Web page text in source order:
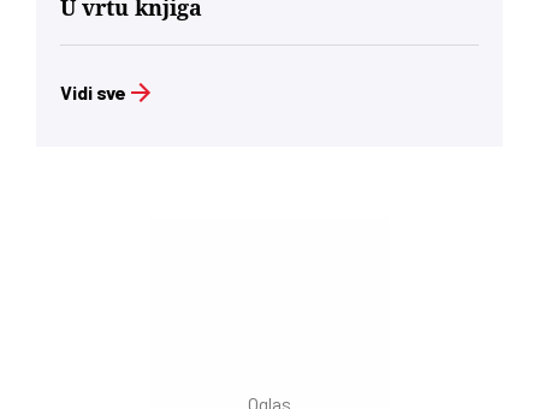
U vrtu knjiga
Vidi sve